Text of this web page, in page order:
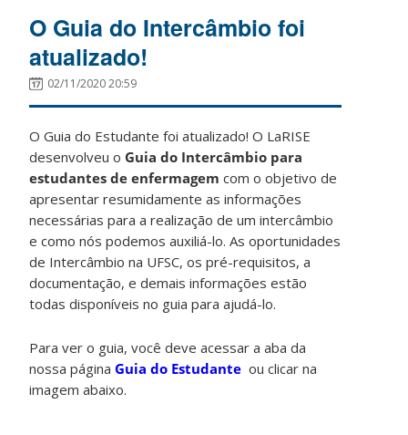
O Guia do Intercâmbio foi
atualizado!
02/11/2020 20:59
O Guia do Estudante foi atualizado! O LaRISE
desenvolveu o Guia do Intercâmbio para
estudantes de enfermagem com o objetivo de
apresentar resumidamente as informações
necessárias para a realização de um intercâmbio
e como nós podemos auxiliá-lo. As oportunidades
de Intercâmbio na UFSC, os pré-requisitos, a
documentação, e demais informações estão
todas disponíveis no guia para ajudá-lo.
Para ver o guia, você deve acessar a aba da
nossa páginaGuia do Estudante ou clicar na
imagem abaixo.